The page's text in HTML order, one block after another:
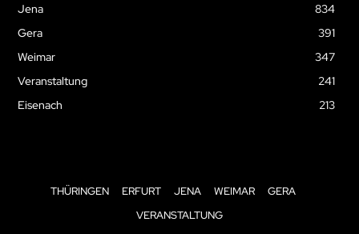
Jena
834
Gera
391
Weimar
347
Veranstaltung
241
Eisenach
213
THÜRINGEN ERFURT JENA WEIMAR
GERA
VERANSTALTUNG